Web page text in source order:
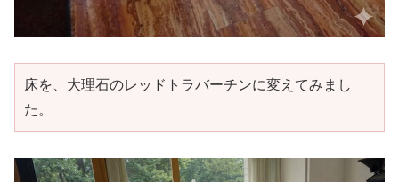
床を、大理石のレッドトラバーチンに変えてみまし
た。